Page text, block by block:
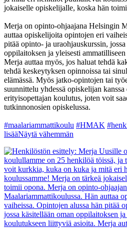
jokaiselle opiskelijalle, koska hän
Merja on opinto-ohjaajana Helsingin
auttaa opiskelijoita opintojen eri
pitää opinto- ja uraohjauskurssin,
oppilaitoksen ja yleisesti
Merja auttaa myös, jos haluat tehdä
tehdä keskeytyksen opinnoissa tai
elämässä. Myös jatko-opintojen tai
suunnittelu yhdessä opiskelijan
erityisopettajan koulutus, joten voit
tutkinnonosien opiskelussa.
#maalariammattikoulu #HMAK
lisääNäytä vähemmän